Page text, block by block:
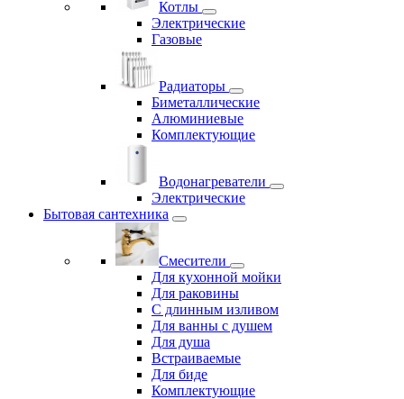
Котлы
Электрические
Газовые
Радиаторы
Биметаллические
Алюминиевые
Комплектующие
Водонагреватели
Электрические
Бытовая сантехника
Смесители
Для кухонной мойки
Для раковины
С длинным изливом
Для ванны с душем
Для душа
Встраиваемые
Для биде
Комплектующие